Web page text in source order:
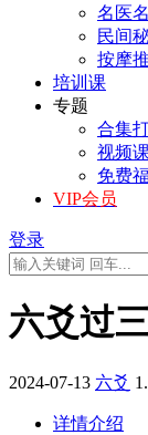
名医
民间
按摩
培训课
专题
合集
视频
免费
VIP会员
登录
六爻过
2024-07-13 六爻
详情介绍